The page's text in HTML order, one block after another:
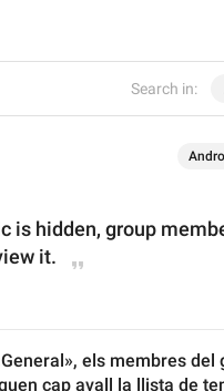
Search in:
is hidden, group
it.
els membres del
cap avall la llista de